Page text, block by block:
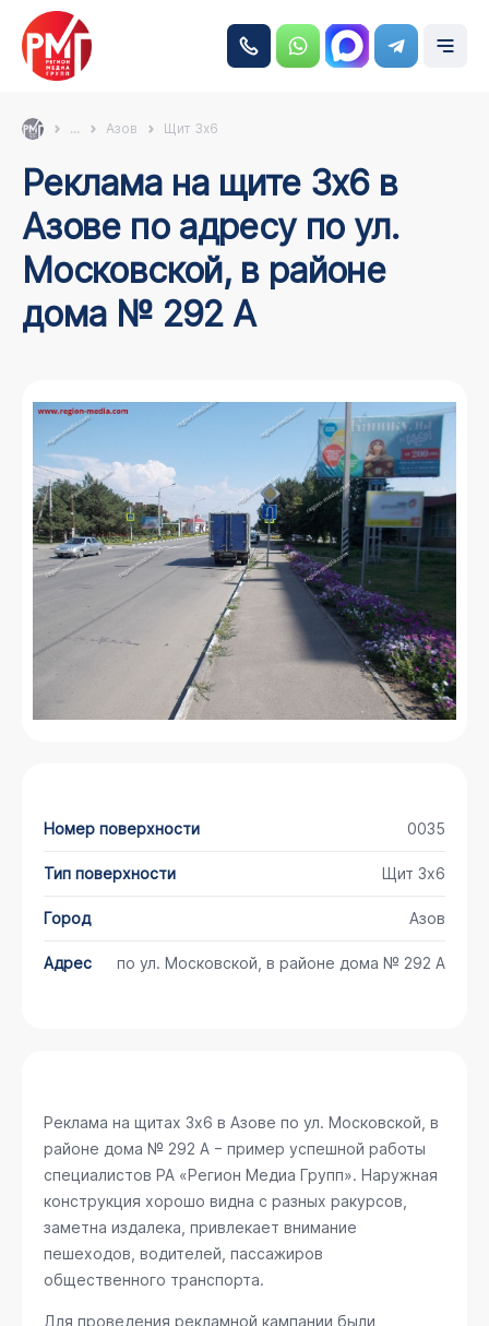
... Азов Щит 3х6
Реклама на щите 3х6 в
Азове по адресу по ул.
Московской, в районе
дома № 292 А
Номер поверхности 0035
Тип поверхности Щит 3х6
Город Азов
Адрес по ул. Московской, в районе дома № 292 А
Реклама на щитах 3х6 в Азове по ул. Московской, в
районе дома № 292 А − пример успешной работы
специалистов РА «Регион Медиа Групп». Наружная
конструкция хорошо видна с разных ракурсов,
заметна издалека, привлекает внимание
пешеходов, водителей, пассажиров
общественного транспорта.
Для проведения рекламной кампании были